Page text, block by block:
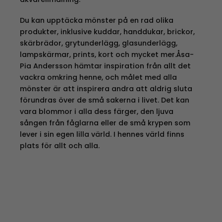
Du kan upptäcka mönster på en rad olika
produkter, inklusive kuddar, handdukar, brickor,
skärbrädor, grytunderlägg, glasunderlägg,
lampskärmar, prints, kort och mycket mer.Åsa-
Pia Andersson hämtar inspiration från allt det
vackra omkring henne, och målet med alla
mönster är att inspirera andra att aldrig sluta
förundras över de små sakerna i livet. Det kan
vara blommor i alla dess färger, den ljuva
sången från fåglarna eller de små krypen som
lever i sin egen lilla värld. I hennes värld finns
plats för allt och alla.